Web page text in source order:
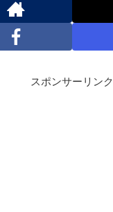
スポンサーリンク